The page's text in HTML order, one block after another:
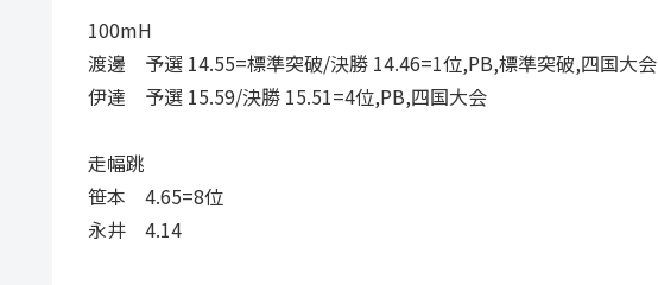
100mH
渡邊 予選 14.55=標準突破/決勝 14.46=1位,PB,標準突破,四国大会
伊達 予選 15.59/決勝 15.51=4位,PB,四国大会
走幅跳
笹本 4.65=8位
永井 4.14